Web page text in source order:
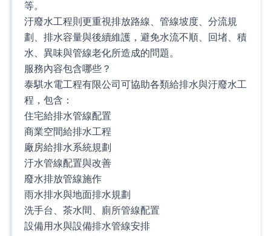
等。
汙廢水工程則更重視排放路線、管線坡度、分流規
劃、排水容量與後續維護，避免水流不順、回堵、積
水、異味與管線老化所造成的問題。
服務內容包含哪些？
泰騏水電工程有限公司可協助各類給排水與汙廢水工
程，包含：
住宅給排水管線配置
商業空間給排水工程
廠房給排水系統規劃
汙水管線配置與改善
廢水排放管線施作
雨水排水與地面排水規劃
洗手台、茶水間、廁所管線配置
設備用水與設備排水管線安排